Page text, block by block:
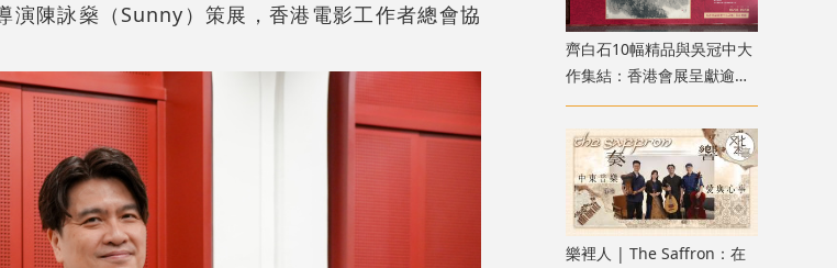
演陳詠燊（Sunny）策展，香港電影工作者總會協
齊白石10幅精品與吳冠中大
作集結：香港會展呈獻逾百
件近現代書畫真跡
樂裡人 | The Saffron：在